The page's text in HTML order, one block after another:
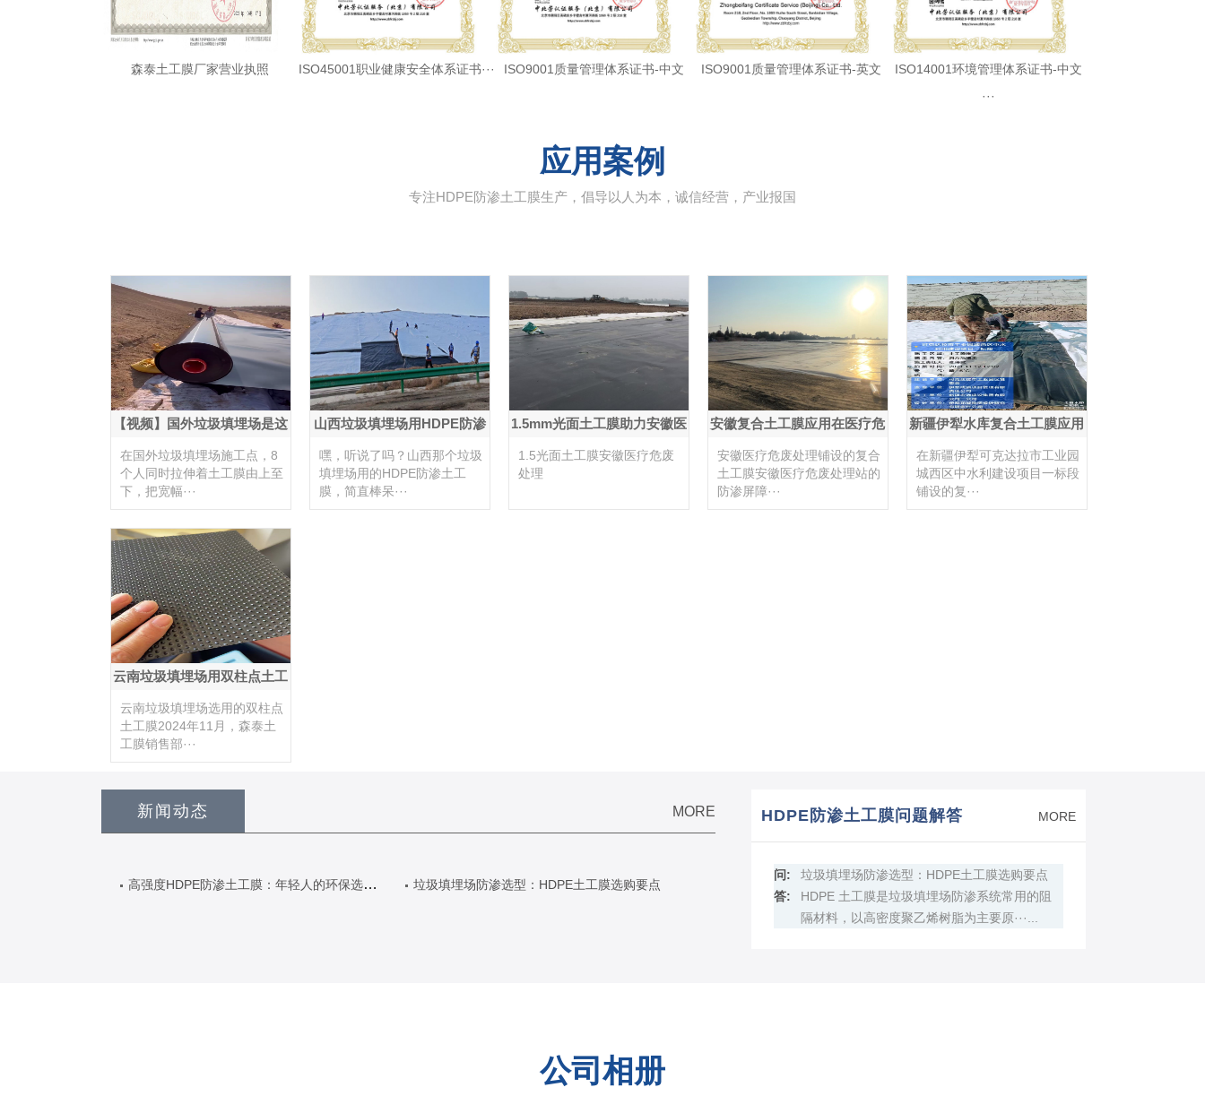
森泰土工膜厂家营业执照 ISO45001职业健康安全体系证书··· ISO9001质量管理体系证书-中文 ISO9001质量管理体系证书-英文
ISO14001环境管理体系证书-中文
···
应用案例
专注HDPE防渗土工膜生产，倡导以人为本，诚信经营，产业报国
【视频】国外垃圾填埋场是这
样铺···
在国外垃圾填埋场施工点，8
个人同时拉伸着土工膜由上至
下，把宽幅···
山西垃圾填埋场用HDPE防渗
土工膜···
嘿，听说了吗？山西那个垃圾
填埋场用的HDPE防渗土工
膜，简直棒呆···
1.5mm光面土工膜助力安徽医
疗危废···
1.5光面土工膜安徽医疗危废
处理
安徽复合土工膜应用在医疗危
废处···
安徽医疗危废处理铺设的复合
土工膜安徽医疗危废处理站的
防渗屏障···
新疆伊犁水库复合土工膜应用
在新疆伊犁可克达拉市工业园
城西区中水利建设项目一标段
铺设的复···
云南垃圾填埋场用双柱点土工
膜保···
云南垃圾填埋场选用的双柱点
土工膜2024年11月，森泰土
工膜销售部···
新闻动态 MORE
高强度HDPE防渗土工膜：年轻人的环保选择（鱼塘养殖用户实测评价） 垃圾填埋场防渗选型：HDPE土工膜选购要点
HDPE防渗土工膜问题解答 MORE
问:
垃圾填埋场防渗选型：HDPE土工膜选购要点
答:
HDPE 土工膜是垃圾填埋场防渗系统常用的阻
隔材料，以高密度聚乙烯树脂为主要原···...
公司相册